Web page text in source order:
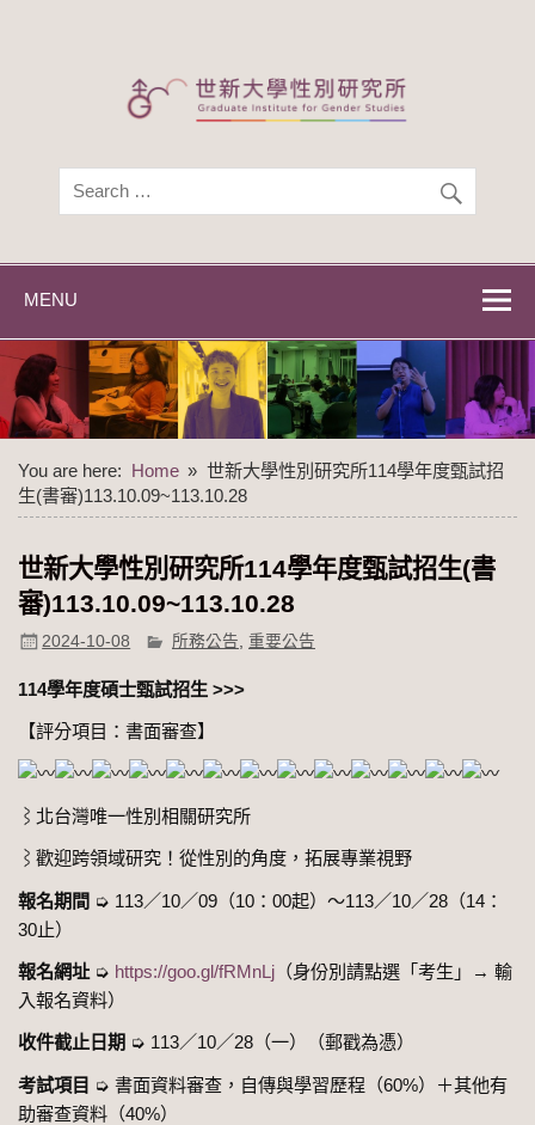
世新大學性別研
世新大學性別研究所
MENU
You are here: Home
世新大學性別研究所114學年度甄試招
生(書審)113.10.09~113.10.28
世新大學性別研究所114學年度甄試招生(書
審)113.10.09~113.10.28
2024-10-08 所務公告 ,重要公告
114學年度碩士甄試招生 >>>
【評分項目：書面審查】
⌇北台灣唯一性別相關研究所
⌇歡迎跨領域研究！從性別的角度，拓展專業視野
報名期間 ➭ 113／10／09（10：00起）～113／10／28（14：
30止）
報名網址 ➭ https://goo.gl/fRMnLj （身份別請點選「考生」→ 輸
入報名資料）
收件截止日期 ➭ 113／10／28（一）（郵戳為憑）
考試項目 ➭ 書面資料審查，自傳與學習歷程（60%）＋其他有
助審查資料（40%）